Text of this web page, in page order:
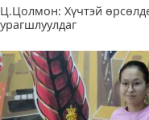
Ц.Цолмон: Хүчтэй
урагшлуулдаг